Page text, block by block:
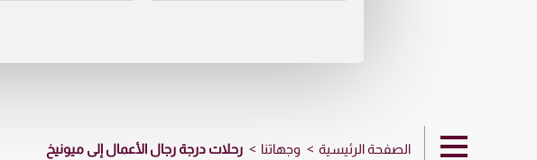
الصفحة الرئيسية وجهاتنا رحلات درجة رجال الأعمال إلى ميونيخ